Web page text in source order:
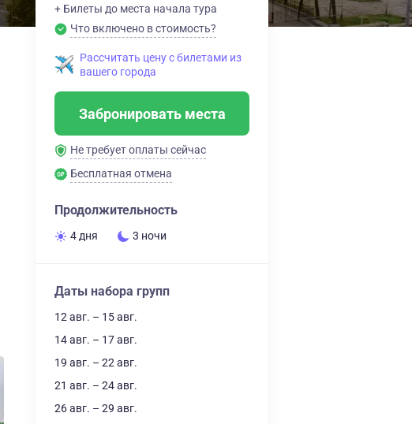
+ Билеты до места начала тура
Что включено в стоимость?
Рассчитать цену с билетами из
вашего города
Забронировать места
Не требует оплаты сейчас
Бесплатная отмена
Продолжительность
4 дня 3 ночи
Даты набора групп
12 авг. – 15 авг.
14 авг. – 17 авг.
19 авг. – 22 авг.
21 авг. – 24 авг.
26 авг. – 29 авг.